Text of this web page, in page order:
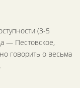
(3-5
— Пестовское,
говорить о весьма